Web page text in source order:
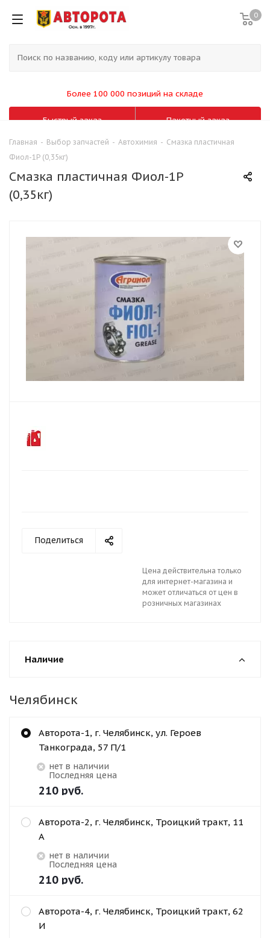
0
Более 100 000 позиций на складе
Быстрый заказ Пакетный заказ
Главная - Выбор запчастей - Автохимия - Смазка пластичная
Фиол-1Р (0,35кг)
Смазка пластичная Фиол-1Р
(0,35кг)
Поделиться
Цена действительна только
для интернет-магазина и
может отличаться от цен в
розничных магазинах
Наличие
Челябинск
Авторота-1, г. Челябинск, ул. Героев
Танкограда, 57 П/1
Нет в наличии
Последняя цена
210 руб.
Авторота-2, г. Челябинск, Троицкий тракт, 11
А
Нет в наличии
Последняя цена
210 руб.
Авторота-4, г. Челябинск, Троицкий тракт, 62
И